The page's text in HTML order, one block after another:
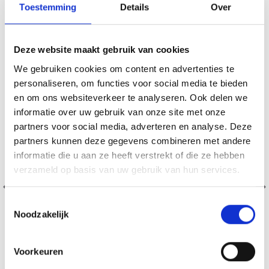
Toestemming Details Over
Deze website maakt gebruik van cookies
We gebruiken cookies om content en advertenties te
personaliseren, om functies voor social media te bieden
en om ons websiteverkeer te analyseren. Ook delen we
informatie over uw gebruik van onze site met onze
partners voor social media, adverteren en analyse. Deze
partners kunnen deze gegevens combineren met andere
informatie die u aan ze heeft verstrekt of die ze hebben
verzameld op basis van uw gebruik van hun services.
Noodzakelijk
Voorkeuren
18% korting